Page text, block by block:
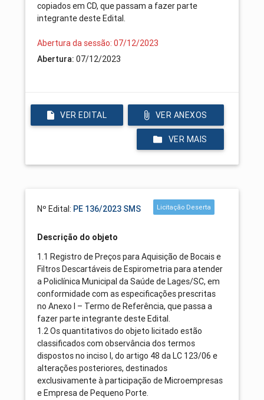
copiados em CD, que passam a fazer parte
integrante deste Edital.
Abertura da sessão: 07/12/2023
Abertura: 07/12/2023
VER EDITAL VER ANEXOS
VER MAIS
Nº Edital: PE 136/2023 SMS Licitação Deserta
Descrição do objeto
1.1 Registro de Preços para Aquisição de Bocais e
Filtros Descartáveis de Espirometria para atender
a Policlínica Municipal da Saúde de Lages/SC, em
conformidade com as especificações prescritas
no Anexo I – Termo de Referência, que passa a
fazer parte integrante deste Edital.
1.2 Os quantitativos do objeto licitado estão
classificados com observância dos termos
dispostos no inciso I, do artigo 48 da LC 123/06 e
alterações posteriores, destinados
exclusivamente à participação de Microempresas
e Empresa de Pequeno Porte.